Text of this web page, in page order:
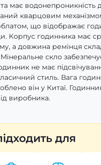
має водонепроникність
кварцовим
що відображає
Корпус годинника має
а довжина ремінця
скло
не має
стиль. Вага
він у Китаї.
виробника.
для